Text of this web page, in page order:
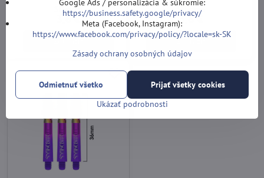
Skladom
3,6 €
Zobraziť
Skladom
3,6 €
Zobraziť
Google Ads / personalizácia & súkromie:
https://business.safety.google/privacy/
Meta (Facebook, Instagram):
https://www.facebook.com/privacy/policy/?locale=sk-SK
Zásady ochrany osobných údajov
Ukázať podrobnosti
Prijať všetky cookies
Odmietnuť všetko